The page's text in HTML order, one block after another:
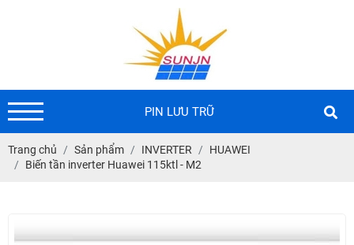
PIN LƯU TRỮ
Trang chủ Sản phẩm INVERTER
HUAWEI
Biến tần inverter Huawei 115ktl - M2